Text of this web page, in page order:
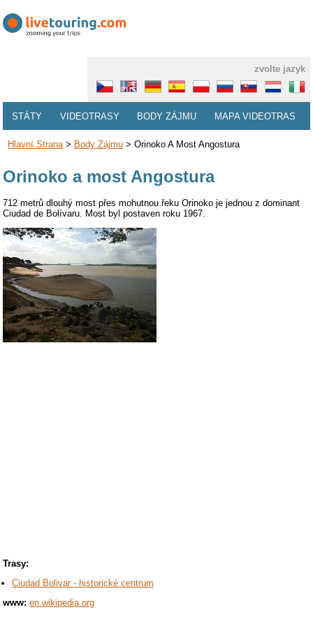
zvolte jazyk
STÁTY VIDEOTRASY BODY ZÁJMU MAPA VIDEOTRAS
Hlavní Strana> Body Zájmu> Orinoko A Most Angostura
Orinoko a most Angostura
712 metrů dlouhý most přes mohutnou řeku Orinoko je jednou z dominant
Ciudad de Bolívaru. Most byl postaven roku 1967.
Trasy:
Ciudad Bolivar - historické centrum
www: en.wikipedia.org